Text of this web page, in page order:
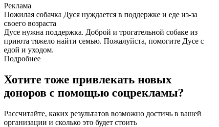
Реклама
Пожилая собачка Дуся нуждается в поддержке и еде из-за
своего возраста
Дусе нужна поддержка. Доброй и трогательной собаке из
приюта тяжело найти семью. Пожалуйста, помогите Дусе с
едой и уходом.
Подробнее
Хотите тоже привлекать новых
доноров с помощью соцрекламы?
Рассчитайте, каких результатов возможно достичь в вашей
организации и сколько это будет стоить